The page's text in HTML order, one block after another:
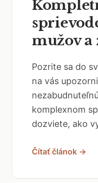
mužov a
Pozrite sa do
na vás
komplexnom
dozviete, ako
Čítať článok →